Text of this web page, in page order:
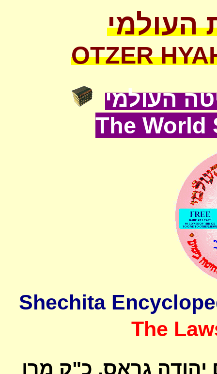
העולמי
OTZER
העולמי
The World
The
גראס, כ"ק מרן